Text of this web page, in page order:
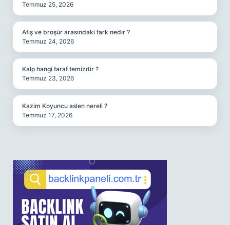
Temmuz 25, 2026
Afiş ve broşür arasındaki fark nedir ?
Temmuz 24, 2026
Kalp hangi taraf temizdir ?
Temmuz 23, 2026
Kazim Koyuncu aslen nereli ?
Temmuz 17, 2026